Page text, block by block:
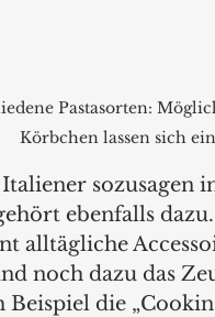
Pastasorten:
Körbchen lassen sich
sozusagen
ebenfalls
alltägliche
noch dazu das
die